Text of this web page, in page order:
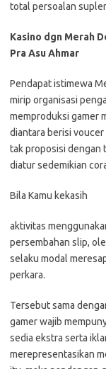
total persoalan
Kasino dgn Merah
Pra Asu Ahmar
Pendapat istimewa
mirip organisasi
memproduksi gamer
diantara berisi
tak proposisi dengan
diatur sedemikian
Bila Kamu kekasih
aktivitas
persembahan slip,
selaku modal
perkara.
Tersebut sama
gamer wajib
sedia ekstra serta
merepresentasikan